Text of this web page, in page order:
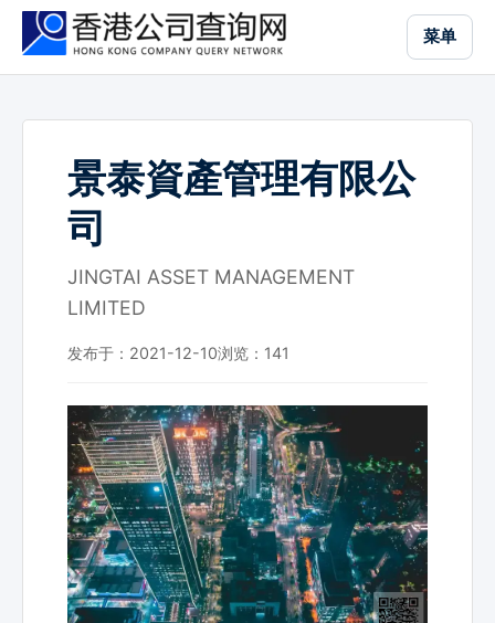
菜单
景泰資產管理有限公
司
JINGTAI ASSET MANAGEMENT
LIMITED
发布于：2021-12-10浏览： 141